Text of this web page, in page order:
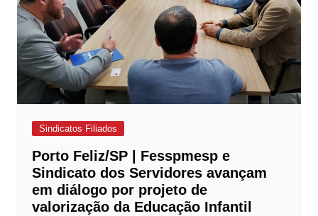
Sindicatos Filiados
Porto Feliz/SP | Fesspmesp e
Sindicato dos Servidores avançam
em diálogo por projeto de
valorização da Educação Infantil